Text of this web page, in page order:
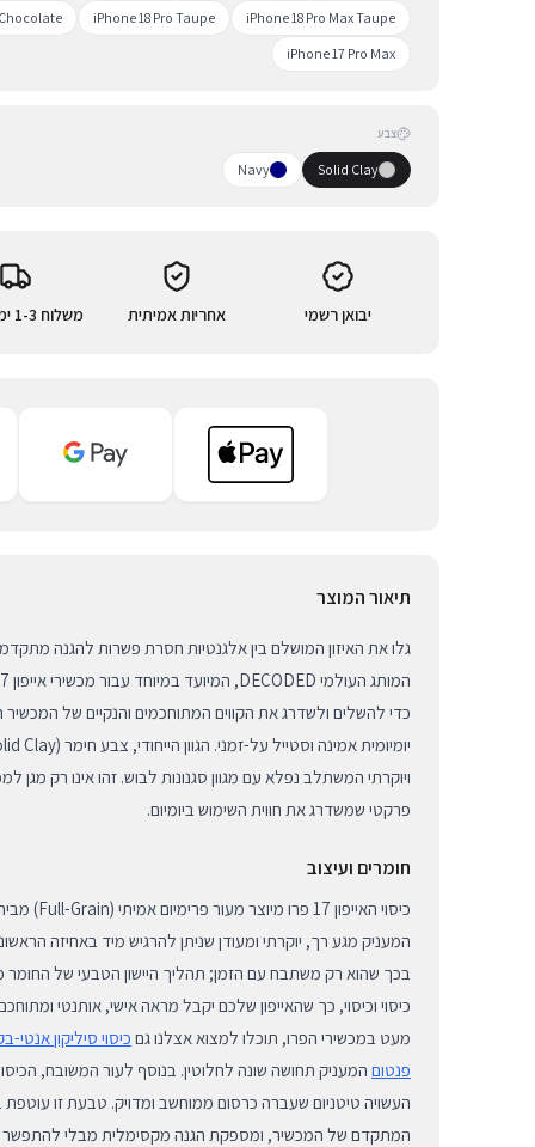
iPhone 18 Pro Max Taupe
iPhone 18 Pro Taupe
iPhone 17 Pro Max
צבע
Solid Clay
Navy
יבואן רשמי אחריות אמיתית משלוח 1-3 ימי עסקים
תיאור המוצר
גלו את האיזון המושלם בין אלגנטיות חסרת פשרות להגנה
כדי להשלים ולשדרג את הקווים המתוחכמים והנקיים של
ויוקרתי המשתלב נפלא עם מגוון סגנונות לבוש. זהו אינו רק מגן
פרקטי שמשדרג את חווית השימוש ביומיום.
חומרים ועיצוב
המעניק מגע רך, יוקרתי ומעודן שניתן להרגיש מיד באחיזה
בכך שהוא רק משתבח עם הזמן; תהליך היישון הטבעי של החומר
כיסוי וכיסוי, כך שהאייפון שלכם יקבל מראה אישי, אותנטי
מעט במכשירי הפרו, תוכלו למצוא אצלנו גם
פנטום המעניק תחושה שונה לחלוטין. בנוסף לעור המשובח,
העשויה טיטניום שעברה כרסום ממוחשב ומדויק. טבעת זו
המתקדם של המכשיר, ומספקת הגנה מקסימלית מבלי להתפשר